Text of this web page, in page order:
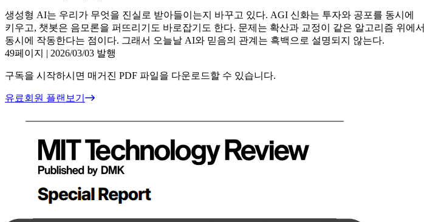
생성형 AI는 우리가 무엇을 진실로 받아들이는지 바꾸고 있다. AGI 신화는 투자와 공포를 동시에
키우고, 챗봇은 음모론을 퍼뜨리기도 바로잡기도 한다. 문제는 확산과 교정이 같은 알고리즘 위에서
동시에 작동한다는 점이다. 그래서 오늘날 AI와 믿음의 관계는 흑백으로 설명되지 않는다.
49페이지
| 2026/03/03 발행
구독을 시작하시면 매거진 PDF 파일을 다운로드할 수 있습니다.
유료회원 플랜보기